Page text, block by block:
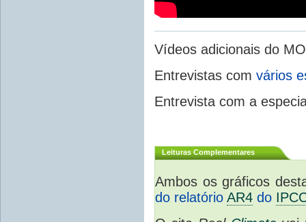
Vídeos adicionais do
Entrevistas com vários
Entrevista com a
Leituras Complementares
Ambos os gráficos
do relatório AR4 do